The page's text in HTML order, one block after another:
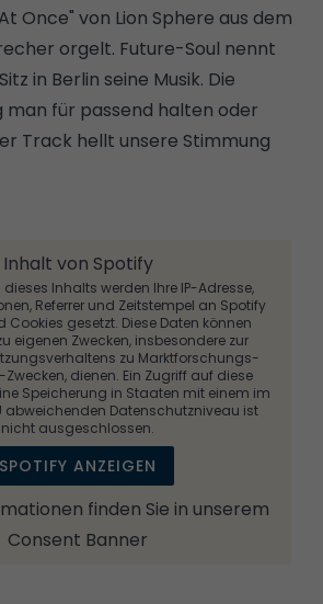
Once" von Lion Sphere aus dem
orgelt. Future-Soul nennt
in Berlin seine Musik. Die
man für passend halten oder
Track hellt unsere Stimmung
Inhalt von Spotify
Inhalts werden Ihre IP-Adresse,
Referrer und Zeitstempel an Spotify
Cookies gesetzt. Diese Daten können
eigenen Zwecken, insbesondere zur
zu Marktforschungs-
dienen. Ein Zugriff auf diese
Speicherung in Staaten mit einem im
abweichenden Datenschutzniveau ist
nicht ausgeschlossen.
SPOTIFY ANZEIGEN
finden Sie in unserem
Consent Banner